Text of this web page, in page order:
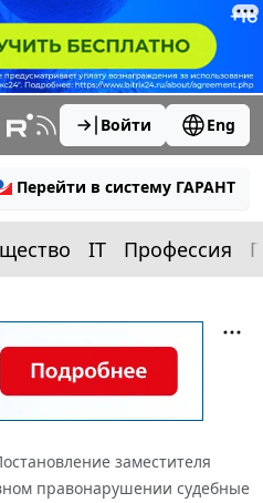
Войти Eng
Перейти в систему ГАРАНТ
IT Профессия
заместителя
правонарушении судебные